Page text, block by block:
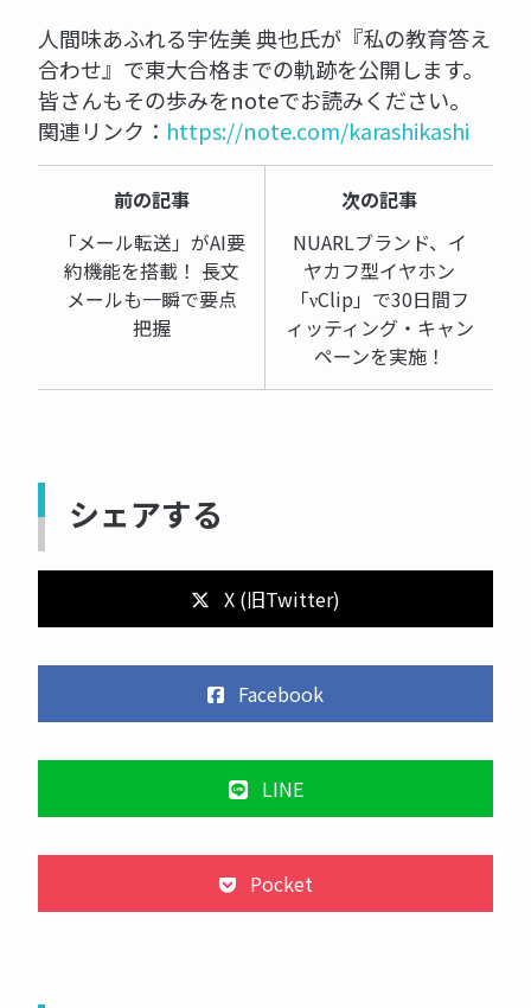
人間味あふれる宇佐美 典也氏が『私の教育答え
合わせ』で東大合格までの軌跡を公開します。
皆さんもその歩みをnoteでお読みください。
関連リンク： https://note.com/karashikashi
前の記事
「メール転送」がAI要
約機能を搭載！ 長文
メールも一瞬で要点
把握
次の記事
NUARLブランド、イ
ヤカフ型イヤホン
「νClip」で30日間フ
ィッティング・キャン
ペーンを実施！
シェアする
X (旧Twitter)
Facebook
LINE
Pocket